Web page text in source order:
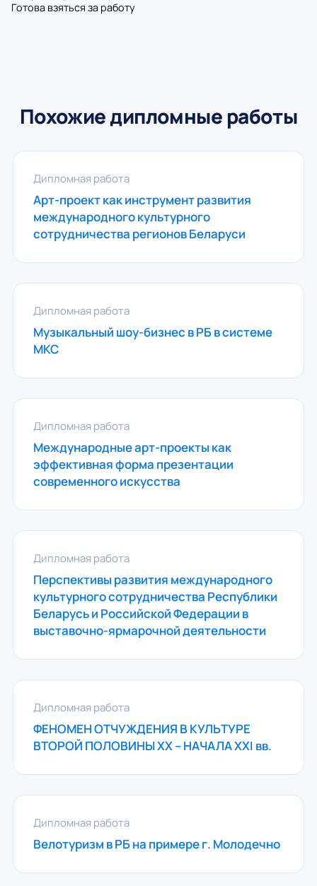
Готова взяться за работу
Похожие дипломные работы
Дипломная работа
Арт-проект как инструмент развития
международного культурного
сотрудничества регионов Беларуси
Дипломная работа
Музыкальный шоу-бизнес в РБ в системе
МКС
Дипломная работа
Международные арт-проекты как
эффективная форма презентации
современного искусства
Дипломная работа
Перспективы развития международного
культурного сотрудничества Республики
Беларусь и Российской Федерации в
выставочно-ярмарочной деятельности
Дипломная работа
ФЕНОМЕН ОТЧУЖДЕНИЯ В КУЛЬТУРЕ
ВТОРОЙ ПОЛОВИНЫ ХХ – НАЧАЛА ХХІ вв.
Дипломная работа
Велотуризм в РБ на примере г. Молодечно